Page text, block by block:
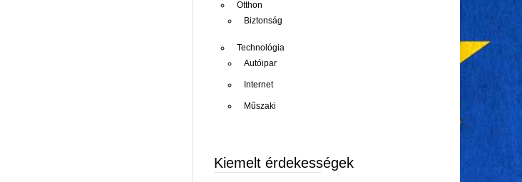
Otthon
Biztonság
Technológia
Autóipar
Internet
Műszaki
Kiemelt érdekességek